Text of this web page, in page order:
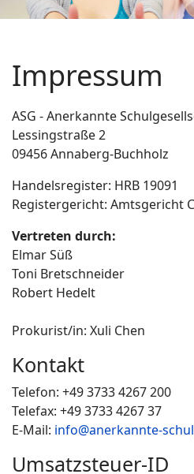
Impressum
ASG - Anerkannte
Lessingstraße 2
09456 Annaberg-Buchholz
Handelsregister: HRB 19091
Registergericht: Amtsgericht
Vertreten durch:
Elmar Süß
Toni Bretschneider
Robert Hedelt
Prokurist/in: Xuli Chen
Kontakt
Telefon: +49 3733 4267 200
Telefax: +49 3733 4267 37
E-Mail: info@anerkannte-
Umsatzsteuer-ID